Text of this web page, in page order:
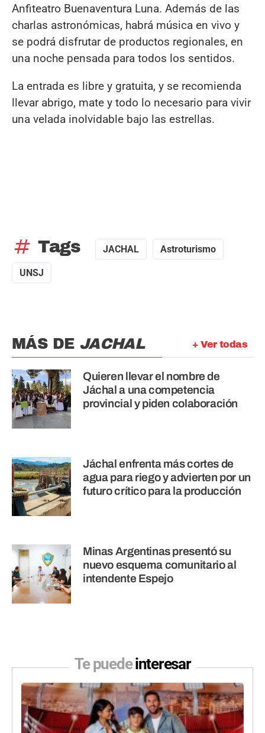
Anfiteatro Buenaventura Luna. Además de las
charlas astronómicas, habrá música en vivo y
se podrá disfrutar de productos regionales, en
una noche pensada para todos los sentidos.
La entrada es libre y gratuita, y se recomienda
llevar abrigo, mate y todo lo necesario para vivir
una velada inolvidable bajo las estrellas.
tag Tags JACHAL Astroturismo
UNSJ
+ Ver todas
MÁS DE JACHAL
Quieren llevar el nombre de
Jáchal a una competencia
provincial y piden colaboración
Jáchal enfrenta más cortes de
agua para riego y advierten por un
futuro crítico para la producción
Minas Argentinas presentó su
nuevo esquema comunitario al
intendente Espejo
Te puedeinteresar